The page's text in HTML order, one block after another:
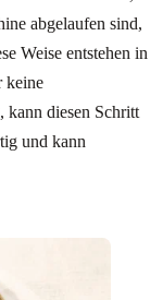
abgelaufen sind,
Weise entstehen in
keine
kann diesen Schritt
und kann